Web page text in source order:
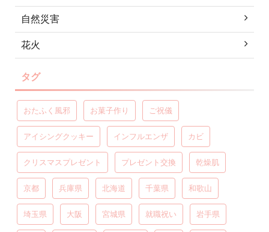
自然災害
花火
タグ
おたふく風邪 お菓子作り ご祝儀
アイシングクッキー インフルエンザ カビ
クリスマスプレゼント プレゼント交換 乾燥肌
京都 兵庫県 北海道 千葉県 和歌山
埼玉県 大阪 宮城県 就職祝い 岩手県